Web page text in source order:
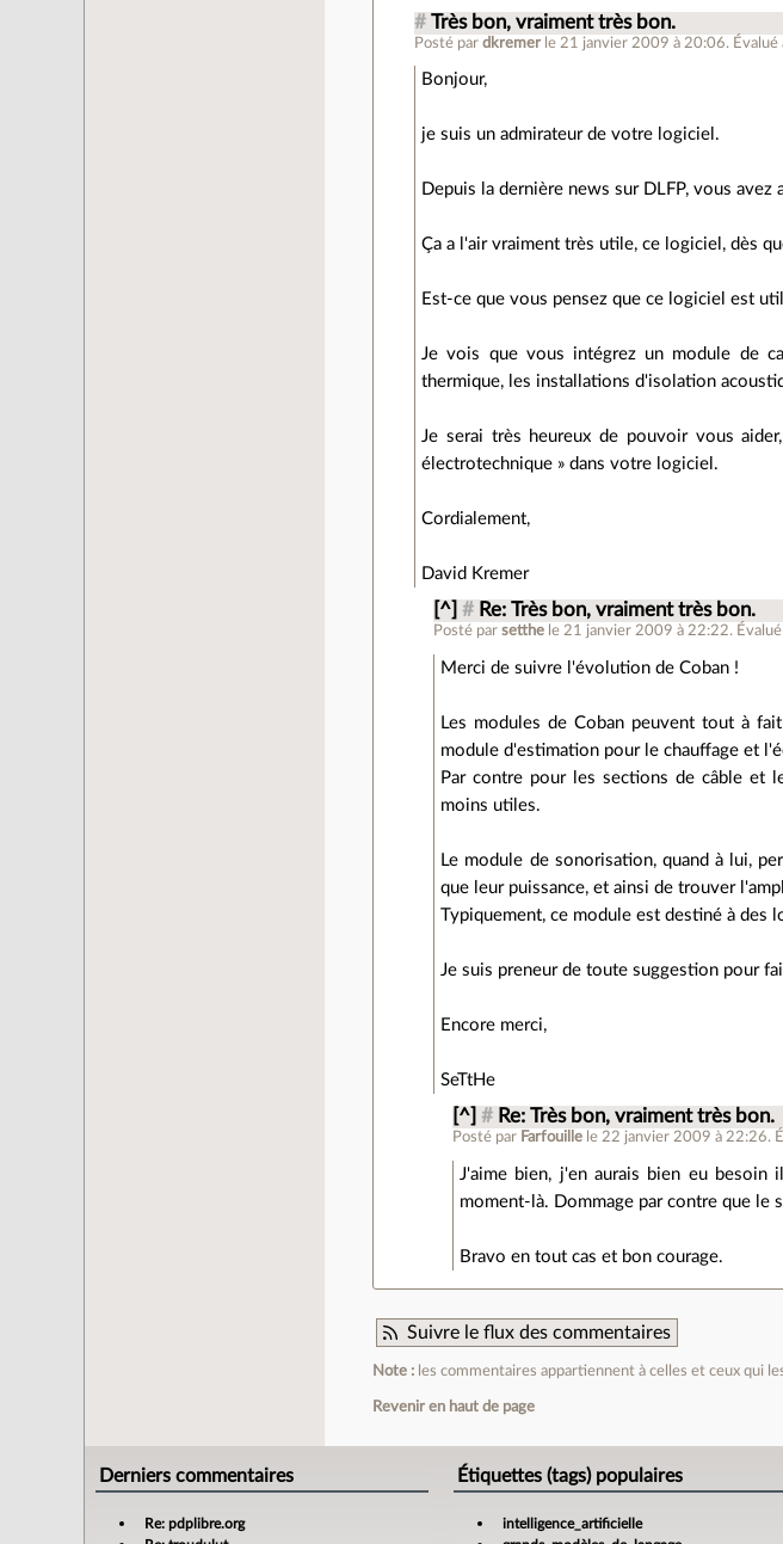
# Très bon, vraiment très bon.
Posté pardkremer le 21 janvier 2009 à 20:06. Évalué
Bonjour,
je suis un admirateur de votre logiciel.
Depuis la dernière news sur DLFP, vous
Ça a l'air vraiment très utile, ce logiciel, dès
Est-ce que vous pensez que ce logiciel est
Je vois que vous intégrez un module de
thermique, les installations d'isolation
Je serai très heureux de pouvoir vous
électrotechnique » dans votre logiciel.
Cordialement,
David Kremer
[^] # Re: Très bon, vraiment très bon.
Posté parsetthe le 21 janvier 2009 à 22:22. Évalué
Merci de suivre l'évolution de Coban !
Les modules de Coban peuvent tout à
module d'estimation pour le chauffage et
Par contre pour les sections de câble et
moins utiles.
Le module de sonorisation, quand à lui,
que leur puissance, et ainsi de trouver
Typiquement, ce module est destiné à des
Je suis preneur de toute suggestion pour
Encore merci,
SeTtHe
[^] # Re: Très bon, vraiment très bon.
Posté par Farfouille le 22 janvier 2009 à 22:26.
J'aime bien, j'en aurais bien eu besoin
moment-là. Dommage par contre que le
Bravo en tout cas et bon courage.
Suivre le flux des commentaires
Note : les commentaires appartiennent à celles et ceux qui
Revenir en haut de page
Derniers commentaires
Re: pdplibre.org
Étiquettes (tags) populaires
intelligence_artificielle